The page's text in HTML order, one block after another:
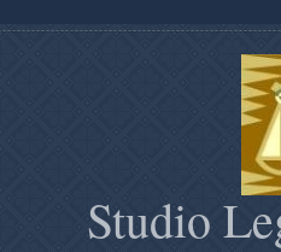
Studio